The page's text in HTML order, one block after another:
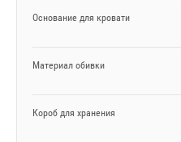
Основание для кровати
Материал обивки
Короб для хранения